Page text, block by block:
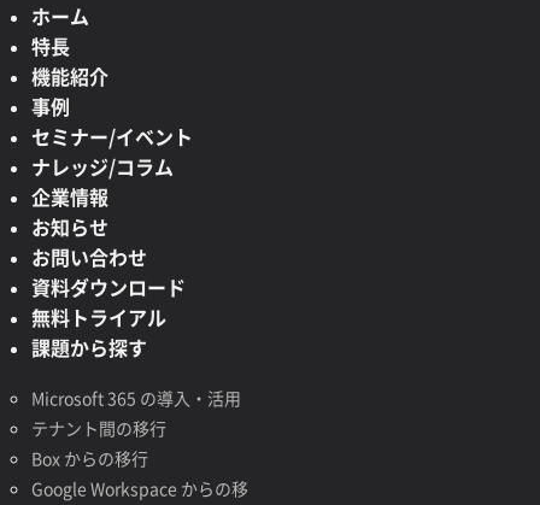
ホーム
特長
機能紹介
事例
セミナー/イベント
ナレッジ/コラム
企業情報
お知らせ
お問い合わせ
資料ダウンロード
無料トライアル
課題から探す
Microsoft 365 の導入・活用
テナント間の移行
Box からの移行
Google Workspace からの移